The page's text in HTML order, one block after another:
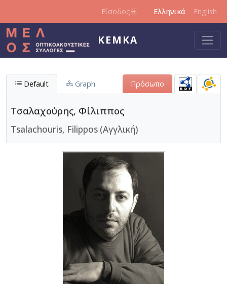
Είσοδος Ελληνικά English
ΚΕΜΚΑ
Default Graph Πρόσωπο
Τσαλαχούρης, Φίλιππος
Tsalachouris, Filippos (Αγγλική)